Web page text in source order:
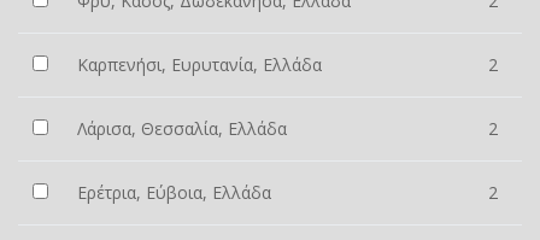
Καρπενήσι, Ευρυτανία, Ελλάδα 2
Λάρισα, Θεσσαλία, Ελλάδα 2
Ερέτρια, Εύβοια, Ελλάδα 2